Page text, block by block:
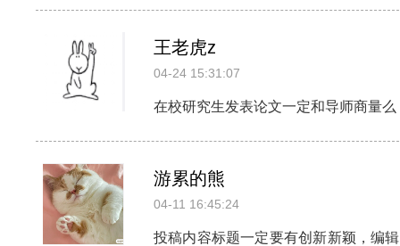
王老虎z
04-24 15:31:07
在校研究生发表论文一定和导师商量么
游累的熊
04-11 16:45:24
投稿内容标题一定要有创新新颖，编